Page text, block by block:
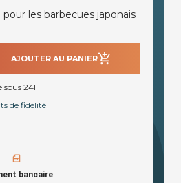
les barbecues japonais
AJOUTER AU PANIERadd_shopping_cart
sous 24H
de fidélité
bancaire